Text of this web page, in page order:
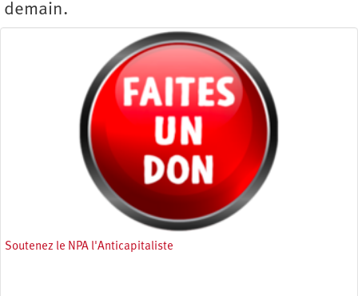
demain.
Soutenez le NPA l'Anticapitaliste